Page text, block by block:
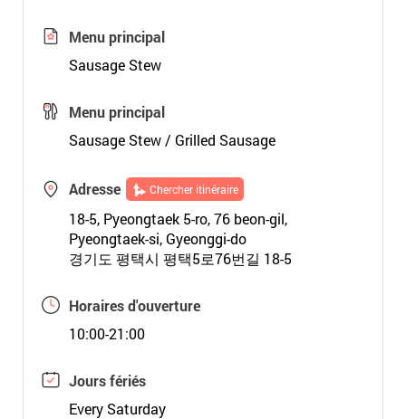
Menu principal
Sausage Stew
Menu principal
Sausage Stew / Grilled Sausage
Adresse Chercher itinéraire
18-5, Pyeongtaek 5-ro, 76 beon-gil,
Pyeongtaek-si, Gyeonggi-do
경기도 평택시 평택5로76번길 18-5
Horaires d'ouverture
10:00-21:00
Jours fériés
Every Saturday